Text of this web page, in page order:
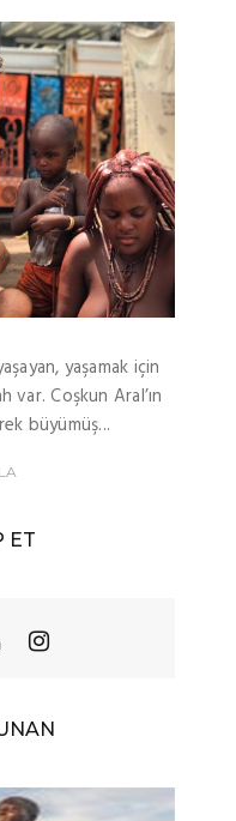
yaşamak için
Coşkun Aral’ın
büyümüş...
ET